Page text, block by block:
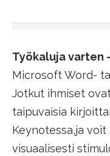
Työkaluja varten -
Microsoft Word-
Jotkut ihmiset
taipuvaisia
Keynotessa,ja
visuaalisesti